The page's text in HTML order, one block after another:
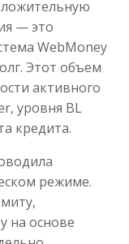
50 000₽
до 30 дня
— это
WebMoney
Этот объем
активного
уровня BL
кредита.
режиме.
на основе